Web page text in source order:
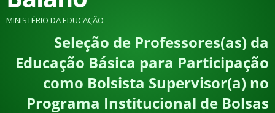
Canais
MINISTÉRIO DA EDUCAÇÃO
Seleção de Professores(as) da
Educação Básica para Participação
como Bolsista Supervisor(a) no
Programa Institucional de Bolsas